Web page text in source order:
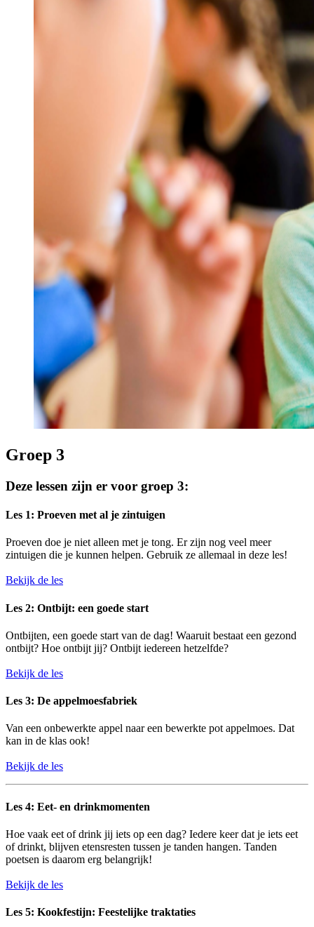
Groep 3
Deze lessen zijn er voor groep 3:
Les 1: Proeven met al je zintuigen
Proeven doe je niet alleen met je tong. Er zijn nog veel meer
zintuigen die je kunnen helpen. Gebruik ze allemaal in deze les!
Bekijk de les
Les 2: Ontbijt: een goede start
Ontbijten, een goede start van de dag! Waaruit bestaat een gezond
ontbijt? Hoe ontbijt jij? Ontbijt iedereen hetzelfde?
Bekijk de les
Les 3: De appelmoesfabriek
Van een onbewerkte appel naar een bewerkte pot appelmoes. Dat
kan in de klas ook!
Bekijk de les
Les 4: Eet- en drinkmomenten
Hoe vaak eet of drink jij iets op een dag? Iedere keer dat je iets eet
of drinkt, blijven etensresten tussen je tanden hangen. Tanden
poetsen is daarom erg belangrijk!
Bekijk de les
Les 5: Kookfestijn: Feestelijke traktaties